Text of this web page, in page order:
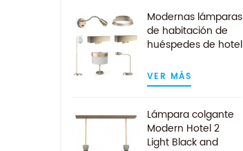
Modernas lámparas
de habitación de
huéspedes de hotel
oro cepillado
VER MÁS
Lámpara colgante
Modern Hotel 2
Light Black and